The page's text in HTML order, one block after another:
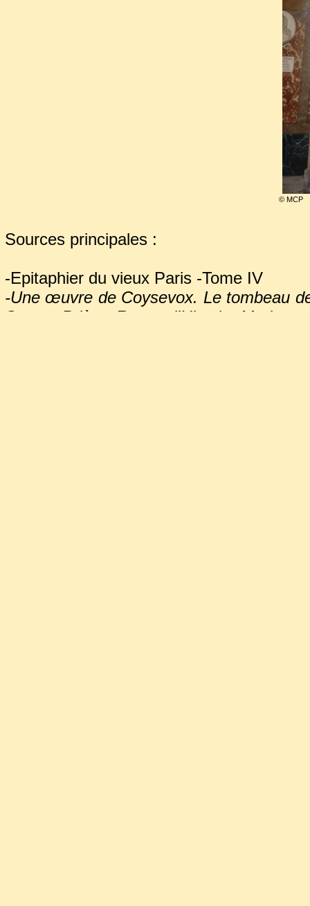
Malte. À l’origine, ce
pyramide surmontée d’un
disparu, tout comme le
Victoire présentant Henri de
de soubassement au groupe.
Le couvent des Feuillants
Saint-
© MCP
Sources principales :
-Epitaphier du vieux Paris -Tome IV
-Une œuvre de Coysevox. Le tombeau
Gaston Brière -Revue d’Histoire